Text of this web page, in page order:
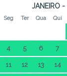
JANEIRO
Seg Ter Qua Qui
4 5 6 7
11 12 13 14